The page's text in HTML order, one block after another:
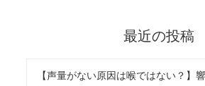
最近の投稿
【声量がない原因は喉ではない？】